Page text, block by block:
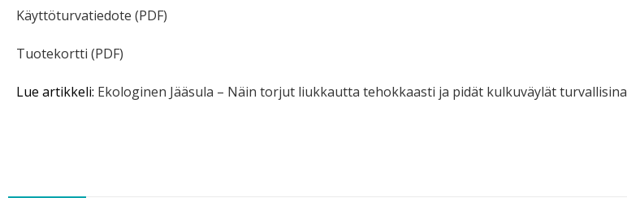
Käyttöturvatiedote (PDF)
Tuotekortti (PDF)
Lue artikkeli: Ekologinen Jääsula – Näin torjut liukkautta tehokkaasti ja pidät kulkuväylät turvallisina